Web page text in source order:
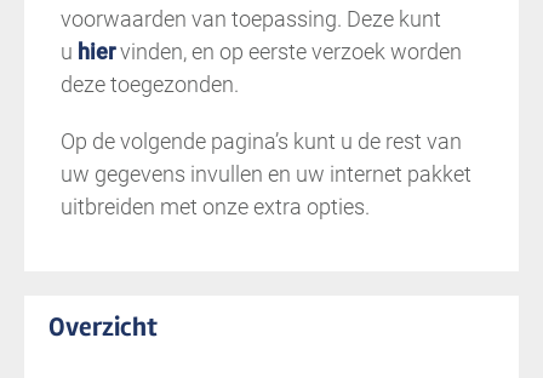
voorwaarden van toepassing. Deze kunt
u hiervinden, en op eerste verzoek worden
deze toegezonden.
Op de volgende pagina’s kunt u de rest van
uw gegevens invullen en uw internet pakket
uitbreiden met onze extra opties.
Overzicht